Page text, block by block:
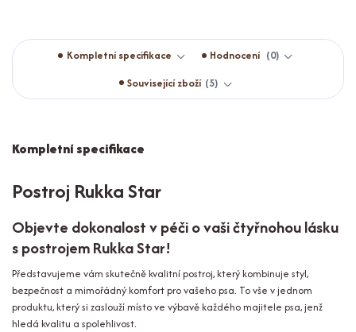
Kompletní specifikace Hodnocení
0
Související zboží 5
Kompletní specifikace
Postroj Rukka Star
Objevte dokonalost v péči o vaši čtyřnohou lásku
s postrojem Rukka Star!
Představujeme vám skutečně kvalitní postroj, který kombinuje styl,
bezpečnost a mimořádný komfort pro vašeho psa. To vše v jednom
produktu, který si zaslouží místo ve výbavě každého majitele psa, jenž
hledá kvalitu a spolehlivost.